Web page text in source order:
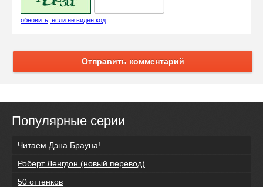
обновить, если не виден код
Отправить комментарий
Популярные серии
Читаем Дэна Брауна!
Роберт Ленгдон (новый перевод)
50 оттенков